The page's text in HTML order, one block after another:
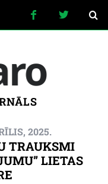
2025.
TRAUKSMI
LIETAS